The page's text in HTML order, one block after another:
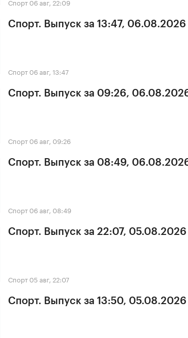
Спорт 06 авг, 22:09
Спорт. Выпуск за 13:47, 06.08.2026
Спорт 06 авг, 13:47
Спорт. Выпуск за 09:26,
Спорт 06 авг, 09:26
Спорт. Выпуск за 08:49,
Спорт 06 авг, 08:49
Спорт. Выпуск за 22:07, 05.08.2026
Спорт 05 авг, 22:07
Спорт. Выпуск за 13:50, 05.08.2026